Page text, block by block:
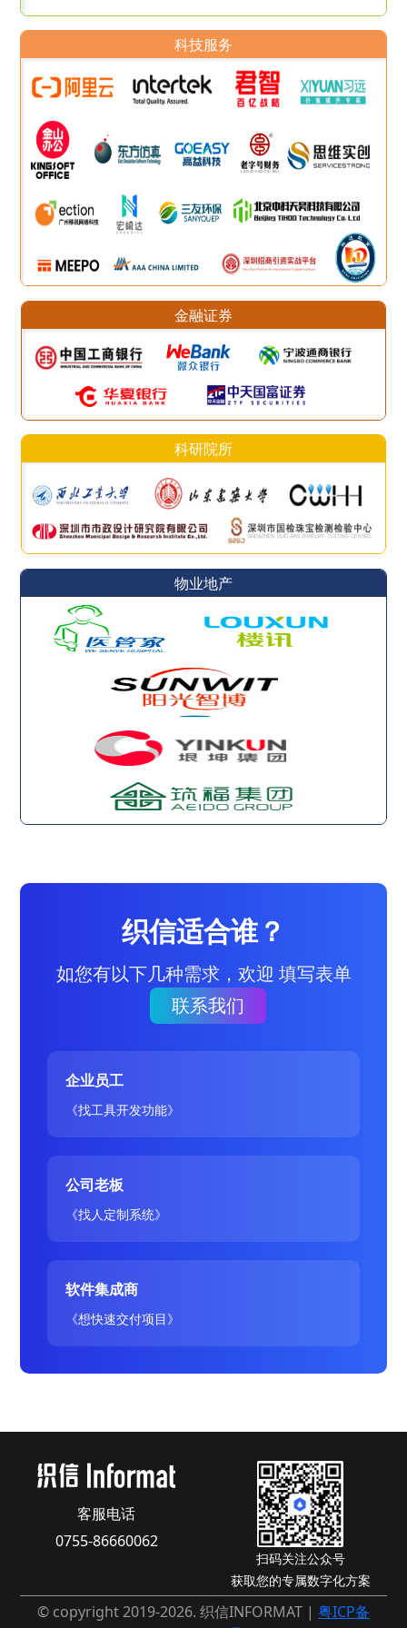
科技服务
金融证券
科研院所
物业地产
织信适合谁？
如您有以下几种需求，欢迎 填写表单
联系我们
企业员工
《找工具开发功能》
公司老板
《找人定制系统》
软件集成商
《想快速交付项目》
客服电话
0755-86660062
扫码关注公众号
获取您的专属数字化方案
© copyright 2019-2026. 织信INFORMAT | 粤ICP备